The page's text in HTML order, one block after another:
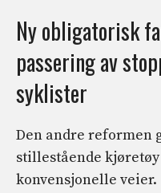
Ny obligatorisk
passering av
syklister
Den andre reformen
stillestående
konvensjonelle veier.